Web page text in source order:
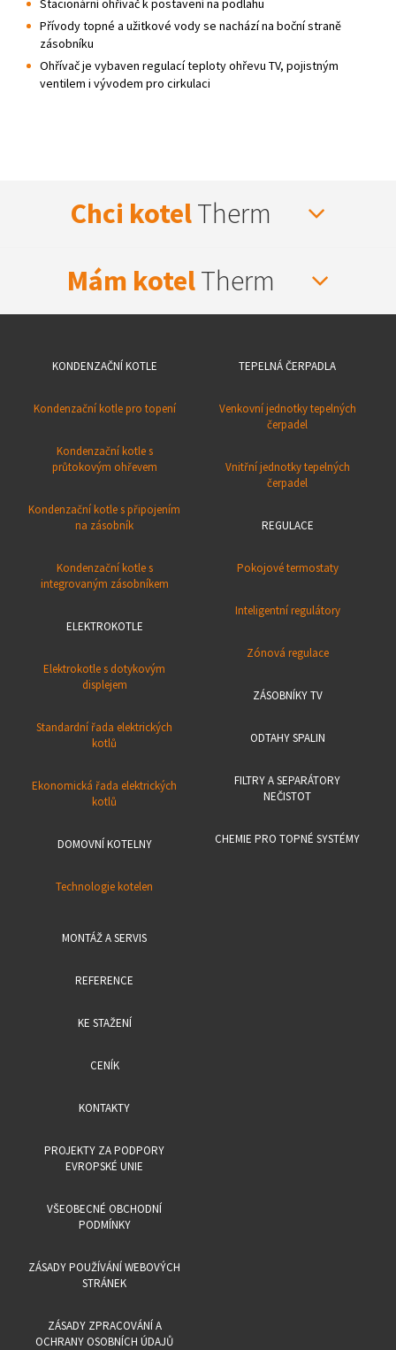
Stacionární ohřívač k postavení na podlahu
Přívody topné a užitkové vody se nachází na boční straně
zásobníku
Ohřívač je vybaven regulací teploty ohřevu TV, pojistným
ventilem i vývodem pro cirkulaci
Chci kotelTherm
Mám kotelTherm
KONDENZAČNÍ KOTLE
Kondenzační kotle pro topení
Kondenzační kotle s
průtokovým ohřevem
Kondenzační kotle s připojením
na zásobník
Kondenzační kotle s
integrovaným zásobníkem
ELEKTROKOTLE
Elektrokotle s dotykovým
displejem
Standardní řada elektrických
kotlů
Ekonomická řada elektrických
kotlů
DOMOVNÍ KOTELNY
Technologie kotelen
TEPELNÁ ČERPADLA
Venkovní jednotky tepelných
čerpadel
Vnitřní jednotky tepelných
čerpadel
REGULACE
Pokojové termostaty
Inteligentní regulátory
Zónová regulace
ZÁSOBNÍKY TV
ODTAHY SPALIN
FILTRY A SEPARÁTORY
NEČISTOT
CHEMIE PRO TOPNÉ SYSTÉMY
MONTÁŽ A SERVIS
REFERENCE
KE STAŽENÍ
CENÍK
KONTAKTY
PROJEKTY ZA PODPORY
EVROPSKÉ UNIE
VŠEOBECNÉ OBCHODNÍ
PODMÍNKY
ZÁSADY POUŽÍVÁNÍ WEBOVÝCH
STRÁNEK
ZÁSADY ZPRACOVÁNÍ A
OCHRANY OSOBNÍCH ÚDAJŮ